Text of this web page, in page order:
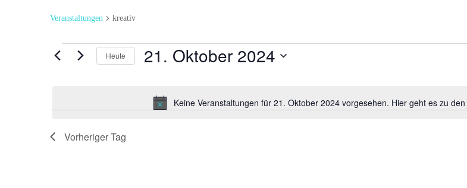
Veranstaltungen kreativ
Veranstaltungen
für
2024
Hinweis
Keine Veranstaltungen für 21. Oktober 2024 vorgesehen. Hier geht es zu den
Heute 21. Oktober 2024
Vorheriger Tag